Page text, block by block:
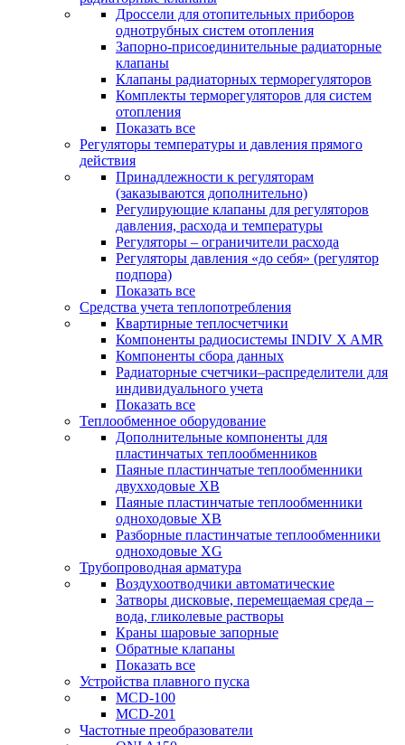
Дроссели для отопительных приборов
однотрубных систем отопления
Запорно-присоединительные радиаторные
клапаны
Клапаны радиаторных терморегуляторов
Комплекты терморегуляторов для систем
отопления
Показать все
Регуляторы температуры и давления прямого
действия
Принадлежности к регуляторам
(заказываются дополнительно)
Регулирующие клапаны для регуляторов
давления, расхода и температуры
Регуляторы – ограничители расхода
Регуляторы давления «до себя» (регулятор
подпора)
Показать все
Средства учета теплопотребления
Квартирные теплосчетчики
Компоненты радиосистемы INDIV X AMR
Компоненты сбора данных
Радиаторные счетчики–распределители для
индивидуального учета
Показать все
Теплообменное оборудование
Дополнительные компоненты для
пластинчатых теплообменников
Паяные пластинчатые теплообменники
двухходовые XB
Паяные пластинчатые теплообменники
одноходовые ХВ
Разборные пластинчатые теплообменники
одноходовые ХG
Трубопроводная арматура
Воздухоотводчики автоматические
Затворы дисковые, перемещаемая среда –
вода, гликолевые растворы
Краны шаровые запорные
Обратные клапаны
Показать все
Устройства плавного пуска
MCD-100
MCD-201
Частотные преобразователи